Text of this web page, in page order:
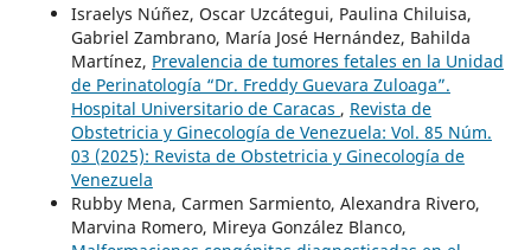
Israelys Núñez, Oscar Uzcátegui, Paulina Chiluisa,
Gabriel Zambrano, María José Hernández, Bahilda
Martínez, Prevalencia de tumores fetales en la Unidad
de Perinatología “Dr. Freddy Guevara Zuloaga”.
Hospital Universitario de Caracas , Revista de
Obstetricia y Ginecología de Venezuela: Vol. 85 Núm.
03 (2025): Revista de Obstetricia y Ginecología de
Venezuela
Rubby Mena, Carmen Sarmiento, Alexandra Rivero,
Marvina Romero, Mireya González Blanco,